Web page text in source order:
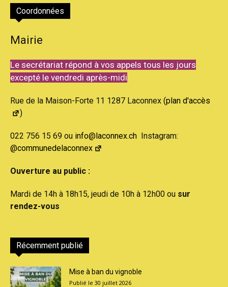
Coordonnées
Mairie
Le secrétariat répond à vos appels tous les jours
excepté le vendredi après-midi
Rue de la Maison-Forte 11 1287 Laconnex (plan d'accès
)
022 756 15 69 ou info@laconnex.ch Instagram:
@communedelaconnex
Ouverture au public :
Mardi de 14h à 18h15, jeudi de 10h à 12h00 ou sur
rendez-vous
Récemment publié
Mise à ban du vignoble
30 juillet 2026